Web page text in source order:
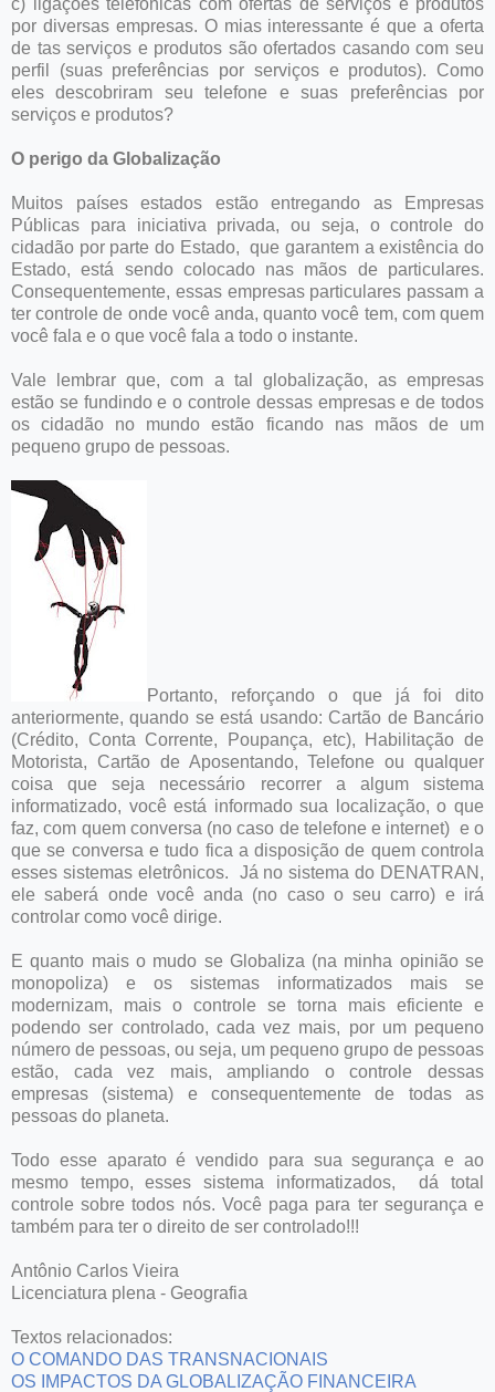
por diversas empresas. O mias interessante é que a oferta
de tas serviços e produtos são ofertados casando com seu
perfil (suas preferências por serviços e produtos). Como
eles descobriram seu telefone e suas preferências por
serviços e produtos?
O perigo da Globalização
Muitos países estados estão entregando as Empresas
Públicas para iniciativa privada, ou seja, o controle do
cidadão por parte do Estado, que garantem a existência do
Estado, está sendo colocado nas mãos de particulares.
Consequentemente, essas empresas particulares passam a
ter controle de onde você anda, quanto você tem, com quem
você fala e o que você fala a todo o instante.
Vale lembrar que, com a tal globalização, as empresas
estão se fundindo e o controle dessas empresas e de todos
os cidadão no mundo estão ficando nas mãos de um
pequeno grupo de pessoas.
Portanto, reforçando o que já foi dito
anteriormente, quando se está usando: Cartão de Bancário
(Crédito, Conta Corrente, Poupança, etc), Habilitação de
Motorista, Cartão de Aposentando, Telefone ou qualquer
coisa que seja necessário recorrer a algum sistema
informatizado, você está informado sua localização, o que
faz, com quem conversa (no caso de telefone e internet) e o
que se conversa e tudo fica a disposição de quem controla
esses sistemas eletrônicos. Já no sistema do DENATRAN,
ele saberá onde você anda (no caso o seu carro) e irá
controlar como você dirige.
E quanto mais o mudo se Globaliza (na minha opinião se
monopoliza) e os sistemas informatizados mais se
modernizam, mais o controle se torna mais eficiente e
podendo ser controlado, cada vez mais, por um pequeno
número de pessoas, ou seja, um pequeno grupo de pessoas
estão, cada vez mais, ampliando o controle dessas
empresas (sistema) e consequentemente de todas as
pessoas do planeta.
Todo esse aparato é vendido para sua segurança e ao
mesmo tempo, esses sistema informatizados, dá total
controle sobre todos nós. Você paga para ter segurança e
também para ter o direito de ser controlado!!!
Antônio Carlos Vieira
Licenciatura plena - Geografia
Textos relacionados:
O COMANDO DAS TRANSNACIONAIS
OS IMPACTOS DA GLOBALIZAÇÃO FINANCEIRA